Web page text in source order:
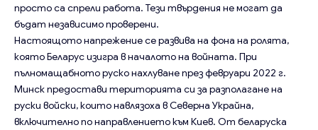
просто са спрели работа. Тези твърдения не могат да
бъдат независимо проверени.
Настоящото напрежение се развива на фона на ролята,
която Беларус изигра в началото на войната. При
пълномащабното руско нахлуване през февруари 2022 г.
Минск предостави територията си за разполагане на
руски войски, които навлязоха в Северна Украйна,
включително по направлението към Киев. От беларуска